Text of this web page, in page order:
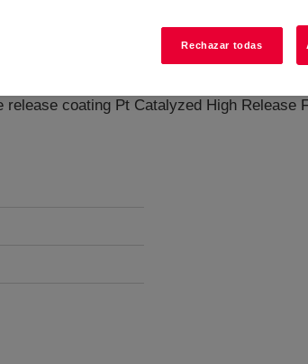
coating Pt Catalyzed High Release
Rechazar todas